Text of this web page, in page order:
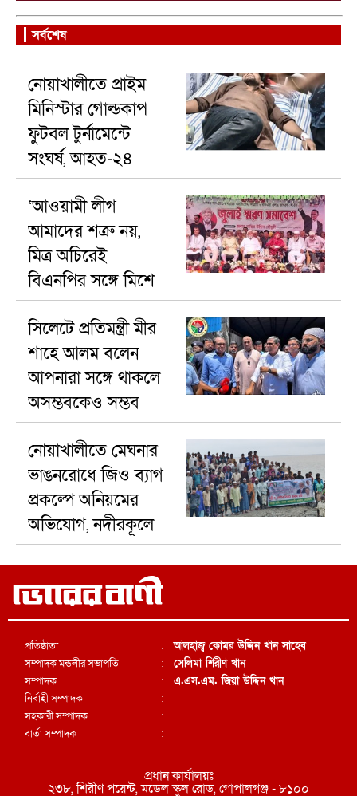
সর্বশেষ
নোয়াখালীতে প্রাইম
মিনিস্টার গোল্ডকাপ
ফুটবল টুর্নামেন্টে
সংঘর্ষ, আহত-২৪
‘আওয়ামী লীগ
আমাদের শত্রু নয়,
মিত্র অচিরেই
বিএনপির সঙ্গে মিশে
যাবে’—দিরাইয়ে এমপি
নাছির চৌধুরী।
সিলেটে প্রতিমন্ত্রী মীর
শাহে আলম বলেন
আপনারা সঙ্গে থাকলে
অসম্ভবকেও সম্ভব
করা যায়।
নোয়াখালীতে মেঘনার
ভাঙনরোধে জিও ব্যাগ
প্রকল্পে অনিয়মের
অভিযোগ, নদীরকূলে
এলাকাবাসীর
প্রতিষ্ঠাতা
সম্পাদক মন্ডলীর সভাপতি
সম্পাদক
নির্বাহী সম্পাদক
সহকারী সম্পাদক
বার্তা সম্পাদক
:
:
:
:
:
:
আলহাজ্ব কোমর উদ্দিন খান সাহেব
সেলিমা শিরীণ খান
এ.এস.এম. জিয়া উদ্দিন খান
প্রধান কার্যালয়ঃ
২৩৮, শিরীণ পয়েন্ট, মডেল স্কুল রোড, গোপালগঞ্জ - ৮১০০